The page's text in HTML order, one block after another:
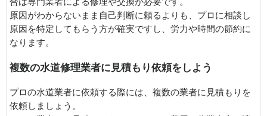
原因がわからないまま自己判断に頼るよりも、プロに相談し
原因を特定してもらう方が確実ですし、労力や時間の節約に
なります。
複数の水道修理業者に見積もり依頼をしよう
プロの水道業者に依頼する際には、複数の業者に見積もりを
依頼しましょう。